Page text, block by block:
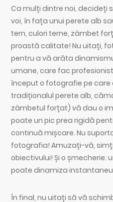
Ca mulți dintre noi, decideți
voi, în fața unui perete alb
tern, culori terne, zâmbet
proastă calitate! Nu uitați,
pentru a vă arăta
umane, care fac
început o fotografie pe care
tradiționalul perete alb,
zâmbetul forțat) vă dau o
poate un pic prea rigidă
continuă mișcare. Nu
fotografia! Amuzați-vă,
obiectivului! Și o șmecherie:
poate dinamiza
În final, nu uitați să vă